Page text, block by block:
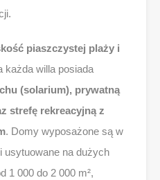
piaszczystej plaży i
każda willa posiada
(solarium), prywatną
strefę rekreacyjną z
. Domy wyposażone są w
i usytuowane na dużych
1 000 do 2 000 m²,